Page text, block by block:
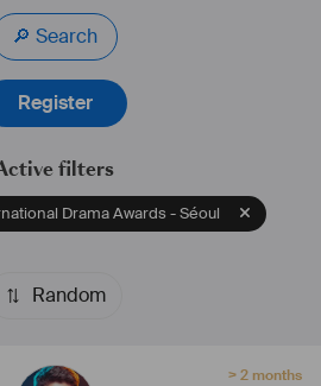
🔎 Search
Register
filters
Drama Awards - Séoul
Random
> 2 months